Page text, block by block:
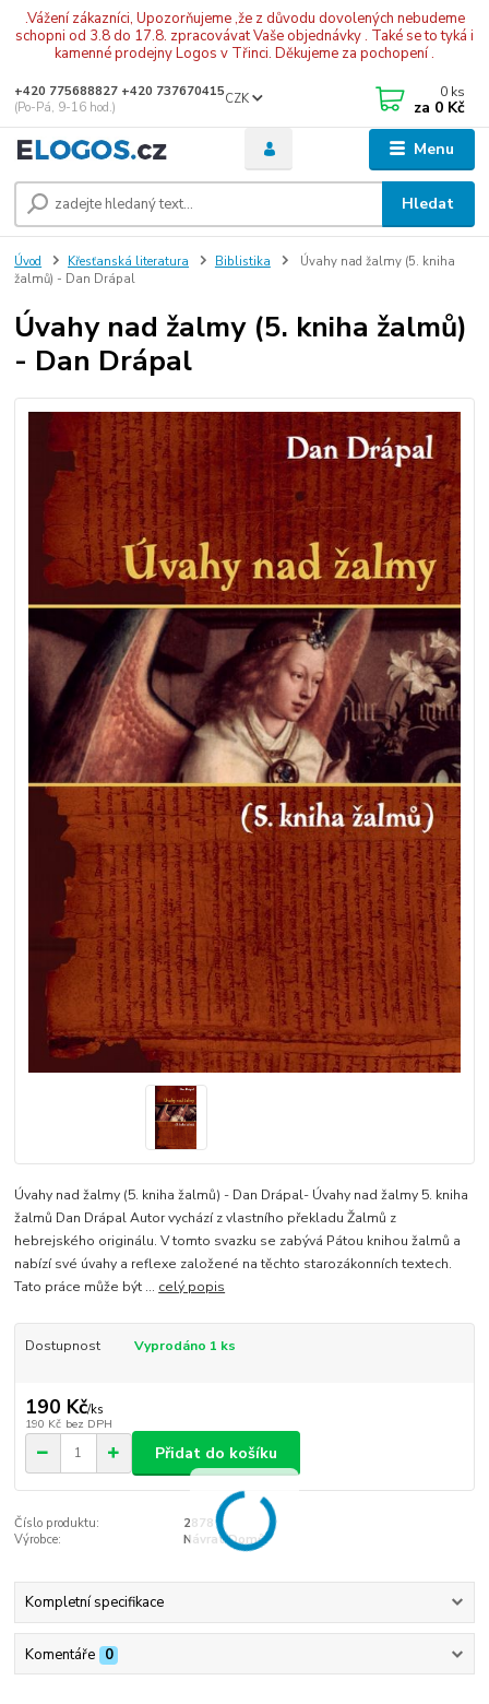
.Vážení zákazníci, Upozorňujeme ,že z důvodu dovolených nebudeme
schopni od 3.8 do 17.8. zpracovávat Vaše objednávky . Také se to tyká i
kamenné prodejny Logos v Třinci. Děkujeme za pochopení .
Menu
CZK
Hledat
+420 775688827 +420 737670415
(Po-Pá, 9-16 hod.)
0 ks
za 0 Kč
Úvod Křesťanská literatura Biblistika
Úvahy nad žalmy (5. kniha
žalmů) - Dan Drápal
Úvahy nad žalmy (5. kniha žalmů)
- Dan Drápal
Úvahy nad žalmy (5. kniha žalmů) - Dan Drápal- Úvahy nad žalmy 5. kniha
žalmů Dan Drápal Autor vychází z vlastního překladu Žalmů z
hebrejského originálu. V tomto svazku se zabývá Pátou knihou žalmů a
nabízí své úvahy a reflexe založené na těchto starozákonních textech.
Tato práce může být ... celý popis
Dostupnost Vyprodáno 1 ks
190 Kč/ks
190 Kč bez DPH
Přidat do košíku
Číslo produktu:
2878
Výrobce:
Návrat Domů
Kompletní specifikace
Komentáře 0